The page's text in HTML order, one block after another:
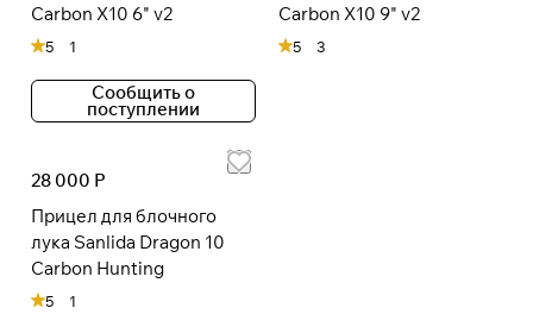
Carbon X10 6" v2
5 1
Сообщить о
поступлении
Carbon X10 9" v2
5 3
28 000 Р
Прицел для блочного
лука Sanlida Dragon 10
Carbon Hunting
5 1